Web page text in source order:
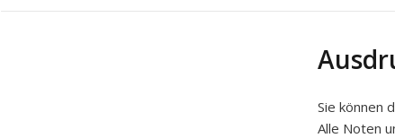
Sie können
Alle Noten